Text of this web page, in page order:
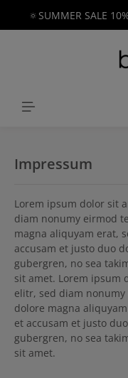
springen
🔅SUMMER SALE
Impressum
Lorem ipsum dolor sit
diam nonumy eirmod
magna aliquyam erat,
accusam et justo duo
gubergren, no sea
sit amet. Lorem ipsum
elitr, sed diam
dolore magna
et accusam et justo
gubergren, no sea
sit amet.